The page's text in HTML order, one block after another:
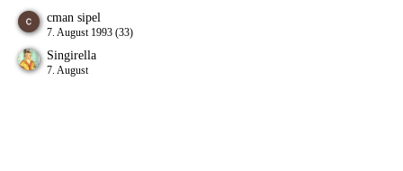
cman sipel
7. August 1993 (33)
Singirella
7. August